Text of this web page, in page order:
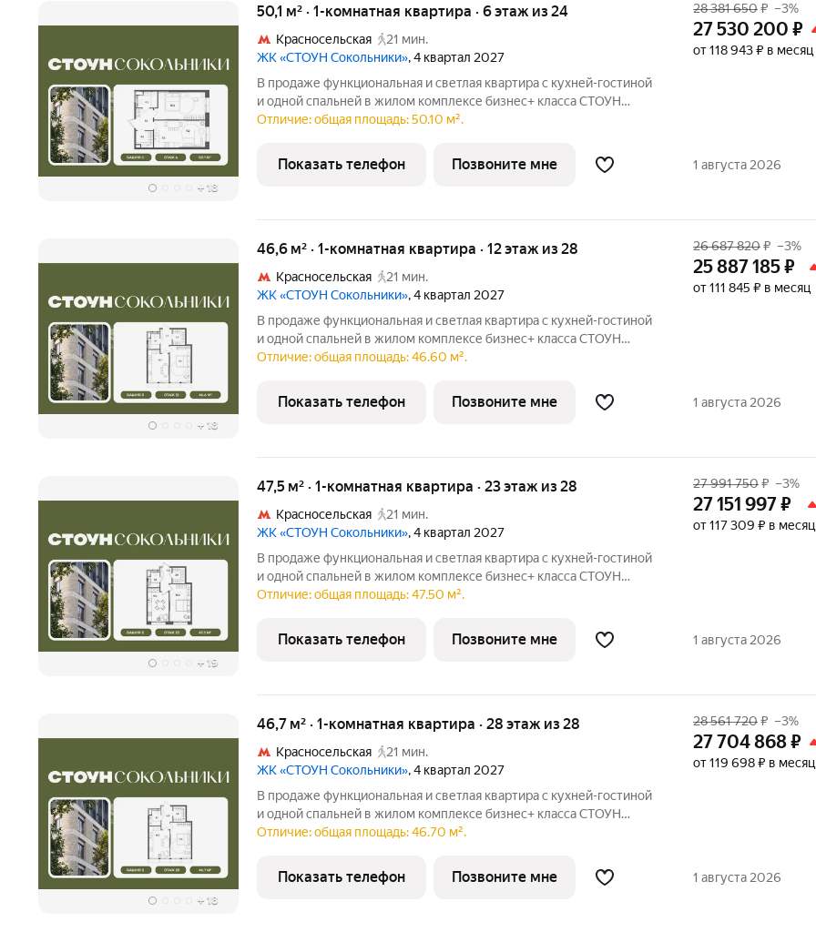
+ 18
50,1 м² · 1-комнатная квартира · 6 этаж из 24
Красносельская
21 мин.
ЖК «СТОУН Сокольники», 4 квартал 2027
В продаже функциональная и светлая квартира с кухней-гостиной
и одной спальней в жилом комплексе бизнес+ класса СТОУН
Сокольники. Идеально подойдет молодым парам и небольшим
пешей доступности от
28 381 650₽ –3%
27 530 200 ₽
от 118 943 ₽ в месяц
Отличие: общая площадь: 50.10 м².
Показать телефон Позвоните мне 1 августа 2026
+ 18
46,6 м² · 1-комнатная квартира · 12 этаж из 28
Красносельская
21 мин.
ЖК «СТОУН Сокольники», 4 квартал 2027
В продаже функциональная и светлая квартира с кухней-гостиной
и одной спальней в жилом комплексе бизнес+ класса СТОУН
Сокольники. Идеально подойдет молодым парам и небольшим
пешей доступности от
26 687 820₽ –3%
25 887 185₽
от 111 845 ₽ в месяц
Отличие: общая площадь: 46.60 м².
Показать телефон Позвоните мне 1 августа 2026
+ 19
47,5 м² · 1-комнатная квартира · 23 этаж из 28
Красносельская
21 мин.
ЖК «СТОУН Сокольники», 4 квартал 2027
В продаже функциональная и светлая квартира с кухней-гостиной
и одной спальней в жилом комплексе бизнес+ класса СТОУН
Сокольники. Идеально подойдет молодым парам и небольшим
пешей доступности от
27 991 750₽ –3%
27 151 997₽
от 117 309 ₽ в месяц
Отличие: общая площадь: 47.50 м².
Показать телефон Позвоните мне 1 августа 2026
+ 18
46,7 м² · 1-комнатная квартира · 28 этаж из 28
Красносельская
21 мин.
ЖК «СТОУН Сокольники», 4 квартал 2027
В продаже функциональная и светлая квартира с кухней-гостиной
и одной спальней в жилом комплексе бизнес+ класса СТОУН
Сокольники. Идеально подойдет молодым парам и небольшим
пешей доступности от
28 561 720₽ –3%
27 704 868₽
от 119 698 ₽ в месяц
Отличие: общая площадь: 46.70 м².
Показать телефон Позвоните мне 1 августа 2026